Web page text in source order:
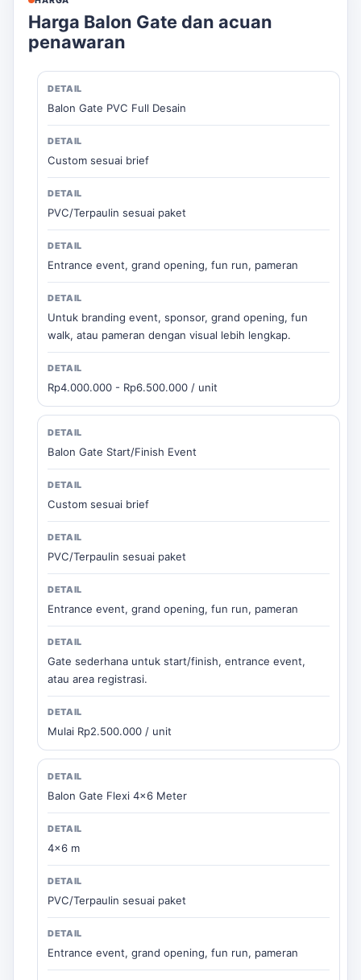
Dengan langkah-langkah sederhana ini, Anda bisa
mendapatkan balon gate yang sesuai dengan
kebutuhan acara Anda.
Harga Balon Gate dan acuan
penawaran
Balon Gate PVC Full Desain
Custom sesuai brief
PVC/Terpaulin sesuai paket
Entrance event, grand opening, fun run, pameran
Untuk branding event, sponsor, grand opening, fun
walk, atau pameran dengan visual lebih lengkap.
Rp4.000.000 - Rp6.500.000 / unit
Balon Gate Start/Finish Event
Custom sesuai brief
PVC/Terpaulin sesuai paket
Entrance event, grand opening, fun run, pameran
Gate sederhana untuk start/finish, entrance event,
atau area registrasi.
Mulai Rp2.500.000 / unit
Balon Gate Flexi 4x6 Meter
4x6 m
PVC/Terpaulin sesuai paket
Entrance event, grand opening, fun run, pameran